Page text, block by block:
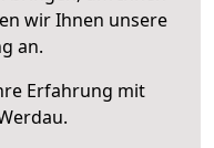
wir Ihnen unsere
an.
Erfahrung mit
.